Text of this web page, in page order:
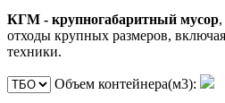
КГМ - крупногабаритный мусор,
отходы крупных размеров,
техники.
Объем контейнера(м3):